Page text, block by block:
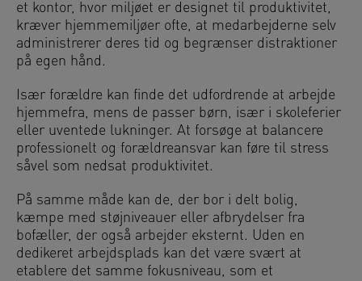
et kontor, hvor miljøet er designet til produktivitet,
kræver hjemmemiljøer ofte, at medarbejderne selv
administrerer deres tid og begrænser distraktioner
på egen hånd.
Især forældre kan finde det udfordrende at arbejde
hjemmefra, mens de passer børn, især i skoleferier
eller uventede lukninger. At forsøge at balancere
professionelt og forældreansvar kan føre til stress
såvel som nedsat produktivitet.
På samme måde kan de, der bor i delt bolig,
kæmpe med støjniveauer eller afbrydelser fra
bofæller, der også arbejder eksternt. Uden en
dedikeret arbejdsplads kan det være svært at
etablere det samme fokusniveau, som et